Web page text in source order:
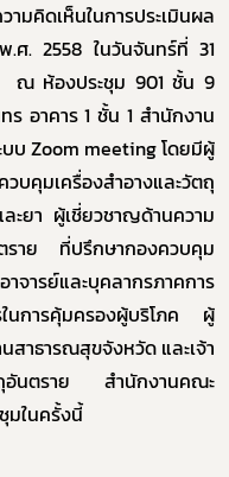
มคิดเห็นในการประเมินผล
ศ. 2558 ในวันจันทร์ที่ 31
ณ ห้องประชุม 901 ชั้น 9
ร อาคาร 1 ชั้น 1 สำนักงาน
บบ Zoom meeting โดยมีผู้
บคุมเครื่องสำอางและวัตถุ
ะยา ผู้เชี่ยวชาญด้านความ
ตราย ที่ปรึกษากองควบคุม
จารย์และบุคลากรภาคการ
การคุ้มครองผู้บริโภค ผู้
สาธารณสุขจังหวัด และเจ้า
ถุอันตราย สำนักงานคณะ
มในครั้งนี้